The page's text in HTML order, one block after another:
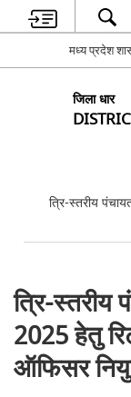
मध्य प्रदेश
जिला धार
त्रि-स्तरीय
त्रि-स्तरीय
2025 हेतु
ऑफिसर